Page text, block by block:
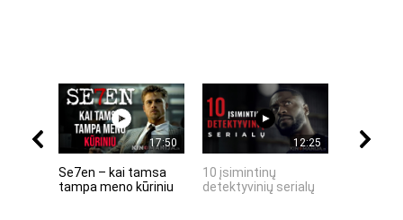
17:50
Se7en – kai tamsa
tampa meno kūriniu
12:25
10 įsimintinų
detektyvinių serialų